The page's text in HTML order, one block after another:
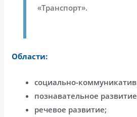
«Транспорт».
Области:
социально-
познавательное
речевое развитие;